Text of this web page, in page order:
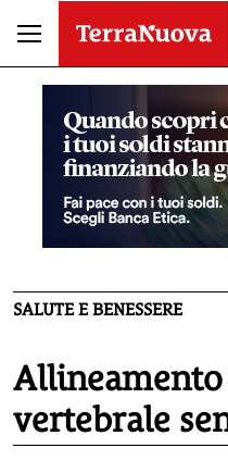
SALUTE E BENESSERE
vertebrale